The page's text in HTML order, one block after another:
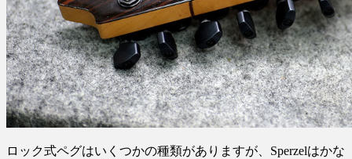
ロック式ペグはいくつかの種類がありますが、Sperzelはかな